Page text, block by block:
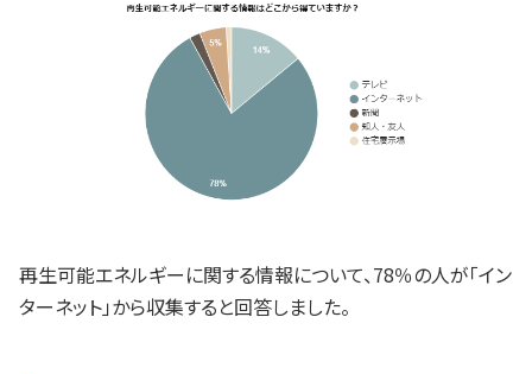
再生可能エネルギーに関する情報について、78％の人が「イン
ターネット」から収集すると回答しました。